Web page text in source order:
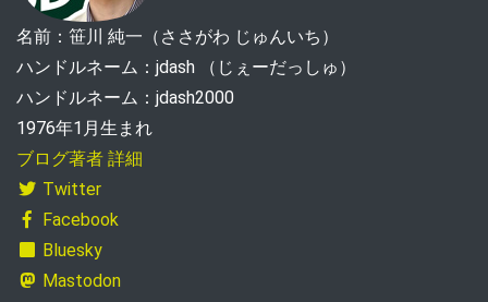
名前：笹川 純一（ささがわ じゅんいち）
ハンドルネーム：jdash （じぇーだっしゅ）
ハンドルネーム：jdash2000
1976年1月生まれ
ブログ著者 詳細
Twitter
Facebook
Bluesky
Mastodon